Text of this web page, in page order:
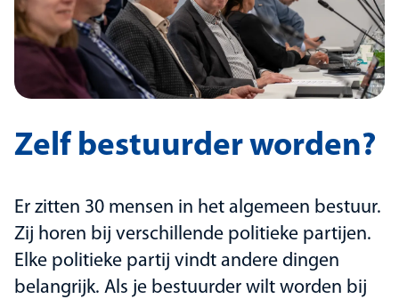
Zelf bestuurder worden?
Er zitten 30 mensen in het algemeen bestuur.
Zij horen bij verschillende politieke partijen.
Elke politieke partij vindt andere dingen
belangrijk. Als je bestuurder wilt worden bij